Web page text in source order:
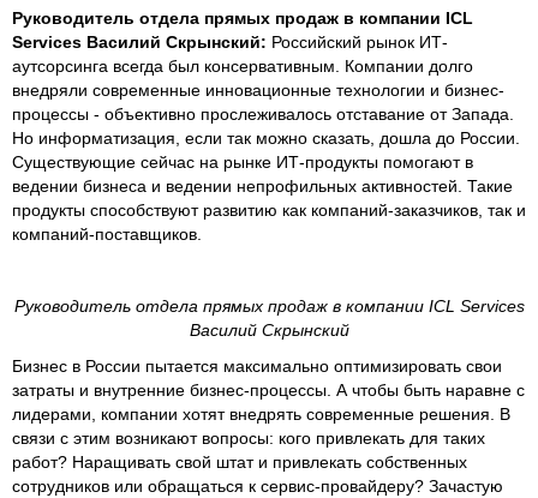
Руководитель отдела прямых продаж в компании ICL
Services Василий Скрынский: Российский рынок ИТ-
аутсорсинга всегда был консервативным. Компании долго
внедряли современные инновационные технологии и бизнес-
процессы - объективно прослеживалось отставание от Запада.
Но информатизация, если так можно сказать, дошла до России.
Существующие сейчас на рынке ИТ-продукты помогают в
ведении бизнеса и ведении непрофильных активностей. Такие
продукты способствуют развитию как компаний-заказчиков, так и
компаний-поставщиков.
Руководитель отдела прямых продаж в компании ICL Services
Василий Скрынский
Бизнес в России пытается максимально оптимизировать свои
затраты и внутренние бизнес-процессы. А чтобы быть наравне с
лидерами, компании хотят внедрять современные решения. В
связи с этим возникают вопросы: кого привлекать для таких
работ? Наращивать свой штат и привлекать собственных
сотрудников или обращаться к сервис-провайдеру? Зачастую